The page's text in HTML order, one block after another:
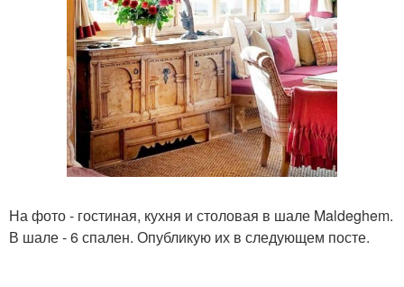
На фото - гостиная, кухня и столовая в шале Maldeghem.
В шале - 6 спален. Опубликую их в следующем посте.